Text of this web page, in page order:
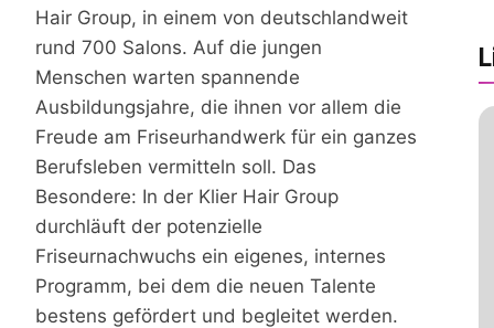
Hair Group, in einem von deutschlandweit
rund 700 Salons. Auf die jungen
Menschen warten spannende
Ausbildungsjahre, die ihnen vor allem die
Freude am Friseurhandwerk für ein ganzes
Berufsleben vermitteln soll. Das
Besondere: In der Klier Hair Group
durchläuft der potenzielle
Friseurnachwuchs ein eigenes, internes
Programm, bei dem die neuen Talente
bestens gefördert und begleitet werden.